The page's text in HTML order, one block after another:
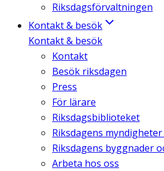
Riksdagsförvaltningen
Kontakt & besök
Kontakt & besök
Kontakt
Besök riksdagen
Press
För lärare
Riksdagsbiblioteket
Riksdagens
Riksdagens byggnader
Arbeta hos oss